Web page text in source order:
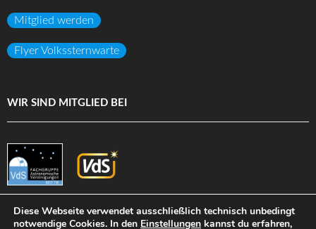
Mitglied werden
Flyer Volkssternwarte
WIR SIND MITGLIED BEI
Diese Webseite verwendet ausschließlich technisch unbedingt
notwendige Cookies. In den Einstellungen kannst du erfahren,